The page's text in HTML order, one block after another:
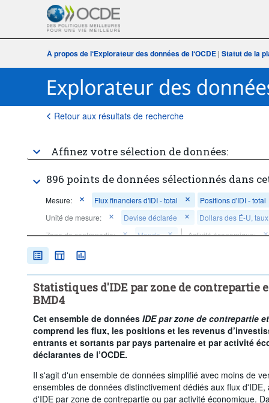
À propos de l‘Explorateur des données de l‘OCDE | Statut de la
Retour aux résultats de recherche
Affinez votre sélection de données:
896 points de données sélectionnés dans
Mesure: Flux financiers d'IDI - total
Positions d'IDI - total
Unité de mesure:
Devise déclarée
Dollars des É-U,
Zone de contrepartie:
Monde
Activité économique:
Fréquence d'observation:
Statistiques d'IDE par zone de contrepartie
BMD4
Cet ensemble de données IDE par zone de contrepartie
comprend les flux, les positions et les revenus
entrants et sortants par pays partenaire et par activité
déclarantes de l’OCDE.
Il s'agit d'un ensemble de données simplifié avec moins de
ensembles de données distinctivement dédiés aux flux
d'IDE par zone de contrepartie ou par activité économique.